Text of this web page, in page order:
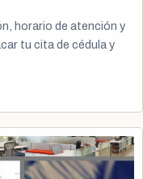
horario de atención y
tu cita de cédula y